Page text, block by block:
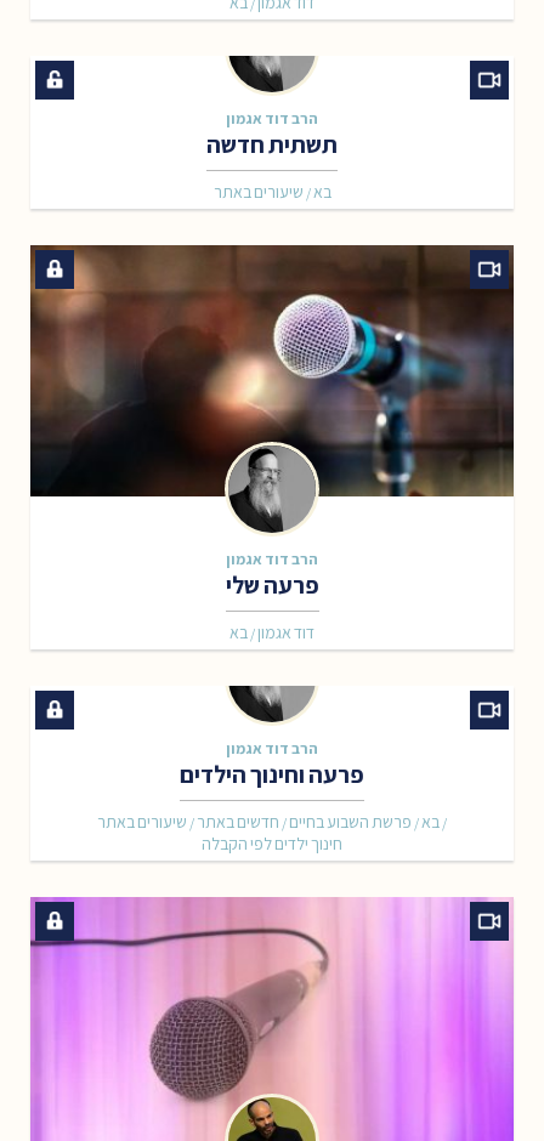
הרב דוד אגמון
תשתית חדשה
שיעורים באתר /בא
הרב דוד אגמון
פרעה שלי
בא /דוד אגמון
הרב דוד אגמון
פרעה וחינוך הילדים
שיעורים באתר / חדשים באתר / פרשת השבוע בחיים /בא /
חינוך ילדים לפי הקבלה